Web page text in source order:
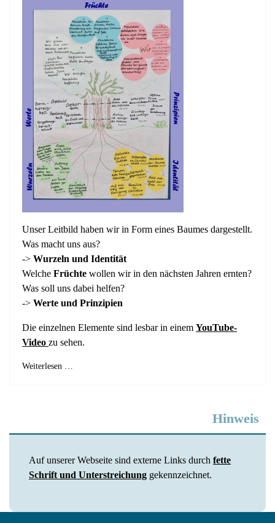
Unser Leitbild haben wir in Form eines Baumes dargestellt.
Was macht uns aus?
-> Wurzeln und Identität
Welche Früchte wollen wir in den nächsten Jahren ernten?
Was soll uns dabei helfen?
-> Werte und Prinzipien
Die einzelnen Elemente sind lesbar in einem YouTube-
Video zu sehen.
Weiterlesen …
Hinweis
Auf unserer Webseite sind externe Links durch fette
Schrift und Unterstreichung gekennzeichnet.